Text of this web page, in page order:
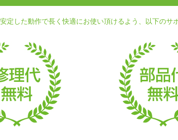
定した動作で長く快適にお使い頂けるよう、以下のサ